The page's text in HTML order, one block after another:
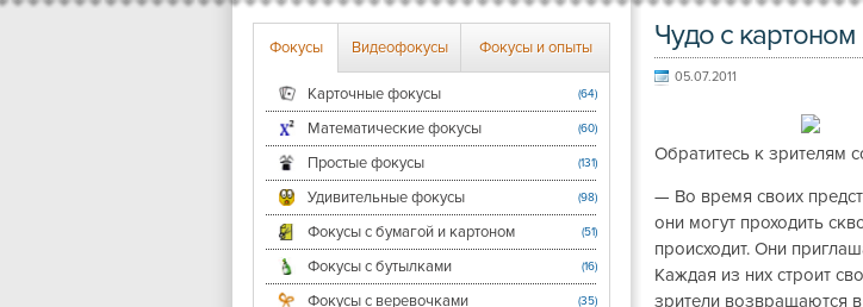
Фокусы Видеофокусы Фокусы и опыты
Карточные фокусы (64)
Математические фокусы (60)
Простые фокусы (131)
Удивительные фокусы (98)
Фокусы с бумагой и картоном (51)
Фокусы с бутылками (16)
Фокусы с веревочками (35)
Чудо с картоном
05.07.2011
Обратитесь к зрителям
— Во время своих
они могут проходить
происходит. Они
Каждая из них строит
зрители возвращаются